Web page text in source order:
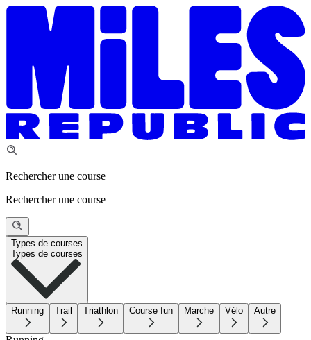
Rechercher une course
Rechercher une course
Types de courses
Types de courses
Running Trail Triathlon Course fun Marche Vélo Autre